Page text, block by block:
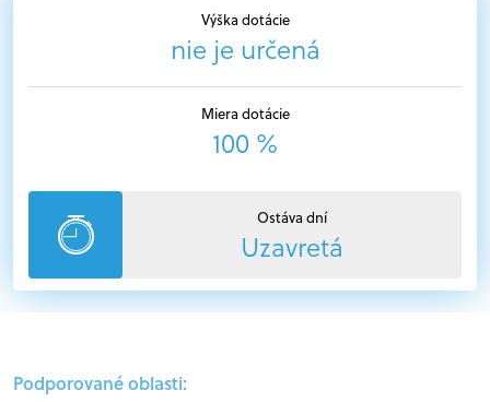
Výška dotácie
nie je určená
Miera dotácie
100 %
Ostáva dní
Uzavretá
Podporované oblasti: